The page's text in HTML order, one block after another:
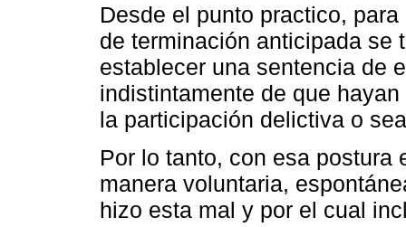
Desde el punto practico,
de terminación anticipada se
establecer una sentencia de
indistintamente de que
la participación delictiva o
Por lo tanto, con esa postura
manera voluntaria,
hizo esta mal y por el cual